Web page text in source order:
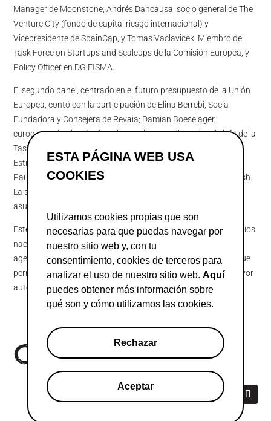
ESTA PÁGINA WEB USA
COOKIES
Utilizamos cookies propias que son
necesarias para que puedas navegar por
nuestro sitio web y, con tu
consentimiento, cookies de terceros para
analizar el uso de nuestro sitio web. Aquí
puedes obtener más información sobre
qué son y cómo utilizamos las cookies.
Rechazar
Aceptar
Manager de Moonstone; ​​Andrés Dancausa, socio general de The
Venture City (fondo de capital riesgo internacional) y
Vicepresidente de SpainCap, y ​​Tomas Vaclavicek, Miembro del
Task Force on Startups and Scaleups de la Comisión Europea, y
Policy Officer en DG FISMA.
El segundo panel, centrado en el futuro presupuesto de la Unión
Europea, contó con la participación de Elina Berrebi, Socia
Fundadora y Consejera de Revaia; ​​Damian Boeselager,
eurodiputado alemán de Volt; ​​Caroline Vandierendonck, jefa de la
Task Force de la Plataforma Europea de Tecnologías
Estratégicas (STEP) en DG BUDGET en la Comisión Europea; ​​y
Paul-Henri Charrier, director de asuntos públicos de Platform.sh.
La sesión fue moderada por Agata Hidalgo, responsable de
asuntos europeos de France Digitale.
Este evento demuestra el compromiso de Adigital y de sus socios
nacionales en Alemania, Francia e Italia por promover una
agenda económica y tecnológica coordinada y consolidada que
permita una mayor integración de la Unión Europea y una mayor
autonomía estratégica.